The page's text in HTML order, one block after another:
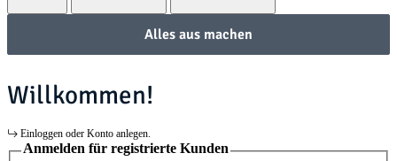
Alles aus machen
Willkommen!
Einloggen oder Konto anlegen.
Anmelden für registrierte Kunden